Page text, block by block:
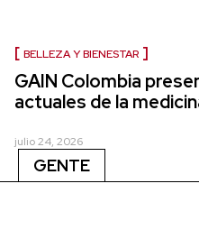
BELLEZA Y BIENESTAR
GAIN Colombia
actuales de la
julio 24, 2026
GENTE